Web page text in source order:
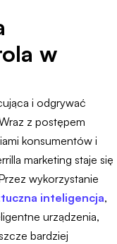
w
i odgrywać
z postępem
konsumentów i
marketing staje się
wykorzystanie
inteligencja,
urządzenia,
bardziej